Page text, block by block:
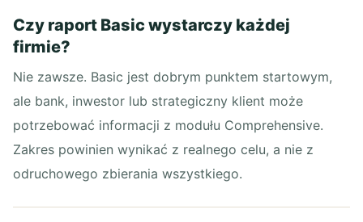
Czy raport Basic wystarczy każdej
firmie?
Nie zawsze. Basic jest dobrym punktem startowym,
ale bank, inwestor lub strategiczny klient może
potrzebować informacji z modułu Comprehensive.
Zakres powinien wynikać z realnego celu, a nie z
odruchowego zbierania wszystkiego.